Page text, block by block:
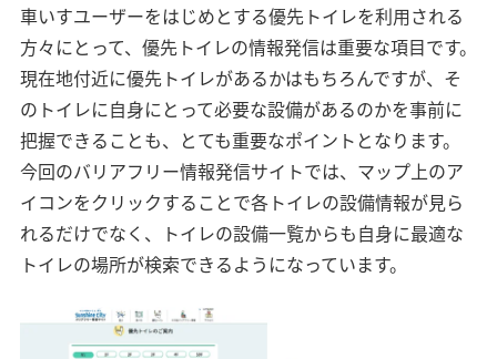
車いすユーザーをはじめとする優先トイレを利用される
方々にとって、優先トイレの情報発信は重要な項目です。
現在地付近に優先トイレがあるかはもちろんですが、そ
のトイレに自身にとって必要な設備があるのかを事前に
把握できることも、とても重要なポイントとなります。
今回のバリアフリー情報発信サイトでは、マップ上のア
イコンをクリックすることで各トイレの設備情報が見ら
れるだけでなく、トイレの設備一覧からも自身に最適な
トイレの場所が検索できるようになっています。